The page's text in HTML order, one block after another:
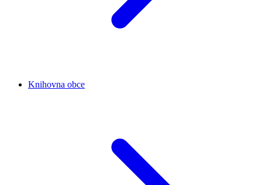
Knihovna obce